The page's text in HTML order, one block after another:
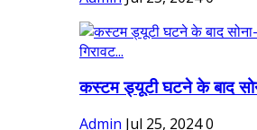
कस्टम ड्यूटी घटने के बाद
Admin Jul 25, 20240